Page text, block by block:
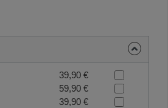
39,90 €
59,90 €
39,90 €